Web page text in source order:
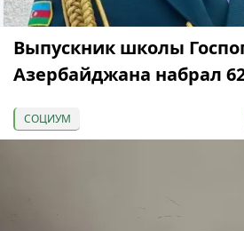
Выпускник школы
Азербайджана набрал
СОЦИУМ